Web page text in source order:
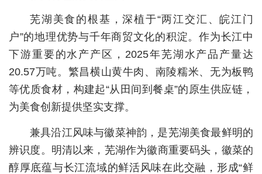
城建
科教
健康
悠游
相亲
汽车
房产
芜湖美食的根基，深植于“两江交汇、皖江门
户”的地理优势与千年商贸文化的积淀。作为长江中
下游重要的水产产区，2025年芜湖水产品产量达
20.57万吨。繁昌横山黄牛肉、南陵糯米、无为板鸭
等优质食材，构建起“从田间到餐桌”的原生供应链，
为美食创新提供坚实支撑。
兼具沿江风味与徽菜神韵，是芜湖美食最鲜明的
辨识度。明清以来，芜湖作为徽商重要码头，徽菜的
醇厚底蕴与长江流域的鲜活风味在此交融，形成“鲜